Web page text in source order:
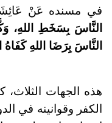
في مسنده عَنْ
النَّاسَ بِسَخَطِ اللهِ،
النَّاسَ بِرَضَا اللهِ كَفَاهُ
هذه الجهات الثلاث،
الكفر وقوانينه في